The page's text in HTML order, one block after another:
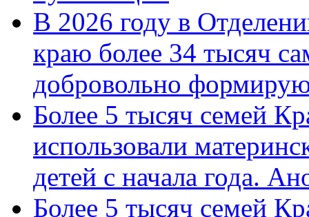
В 2026 году в
краю более 34 тысяч
добровольно
Более 5 тысяч семей
использовали
детей с начала года.
Более 5 тысяч семей